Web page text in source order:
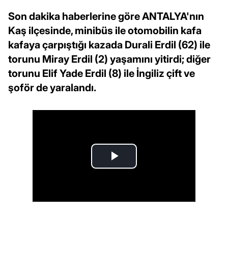
Son dakika haberlerine göre ANTALYA'nın
Kaş ilçesinde, minibüs ile otomobilin kafa
kafaya çarpıştığı kazada Durali Erdil (62) ile
torunu Miray Erdil (2) yaşamını yitirdi; diğer
torunu Elif Yade Erdil (8) ile İngiliz çift ve
şoför de yaralandı.